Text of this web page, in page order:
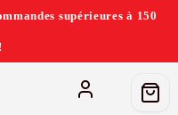
supérieures à 150